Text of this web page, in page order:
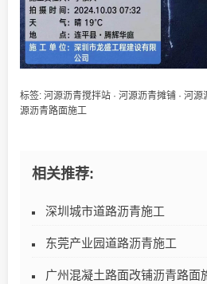
标签: 河源沥青搅拌站 · 河源沥青摊铺 · 河源
源沥青路面施工
相关推荐:
深圳城市道路沥青施工
东莞产业园道路沥青施工
广州混凝土路面改铺沥青路面